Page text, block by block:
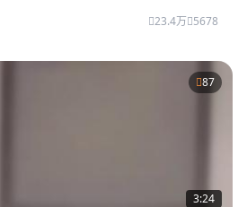
23.4万 5678
87
3:24